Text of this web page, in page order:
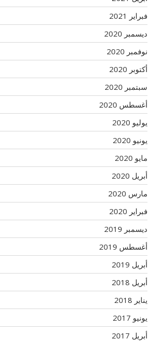
فبراير 2021
ديسمبر 2020
نوفمبر 2020
أكتوبر 2020
سبتمبر 2020
أغسطس 2020
يوليو 2020
يونيو 2020
مايو 2020
أبريل 2020
مارس 2020
فبراير 2020
ديسمبر 2019
أغسطس 2019
أبريل 2019
أبريل 2018
يناير 2018
يونيو 2017
أبريل 2017